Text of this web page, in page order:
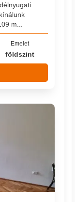
m...
Emelet
földszint